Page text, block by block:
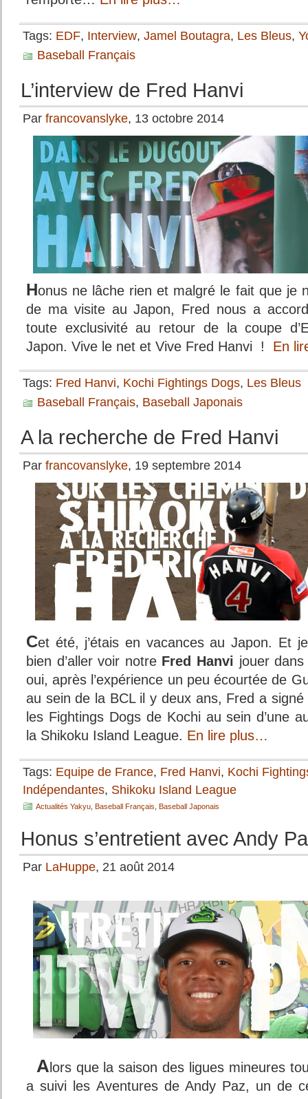
Tags: EDF, Interview, Jamel Boutagra, Les Bleus,
Baseball Français
L’interview de Fred Hanvi
Par francovanslyke, 13 octobre 2014
Honus ne lâche rien et malgré le fait que je
de ma visite au Japon, Fred nous a
toute exclusivité au retour de la coupe
Japon. Vive le net et Vive Fred Hanvi ! En
Tags: Fred Hanvi, Kochi Fightings Dogs, Les Bleus
Baseball Français, Baseball Japonais
A la recherche de Fred Hanvi
Par francovanslyke, 19 septembre 2014
Cet été, j’étais en vacances au Japon. Et
bien d’aller voir notre Fred Hanvi jouer
oui, après l’expérience un peu écourtée de
au sein de la BCL il y deux ans, Fred a
les Fightings Dogs de Kochi au sein d’une
la Shikoku Island League. En lire plus…
Tags: Equipe de France, Fred Hanvi, Kochi
Indépendantes, Shikoku Island League
Actualités Yakyu Baseball Français Baseball Japonais
Honus s’entretient avec Andy
Par LaHuppe, 21 août 2014
A lors que la saison des ligues mineures
a suivi les Aventures de Andy Paz, un de